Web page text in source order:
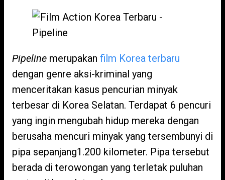
Pipeline merupakan film Korea terbaru
dengan genre aksi-kriminal yang
menceritakan kasus pencurian minyak
terbesar di Korea Selatan. Terdapat 6 pencuri
yang ingin mengubah hidup mereka dengan
berusaha mencuri minyak yang tersembunyi di
pipa sepanjang1.200 kilometer. Pipa tersebut
berada di terowongan yang terletak puluhan